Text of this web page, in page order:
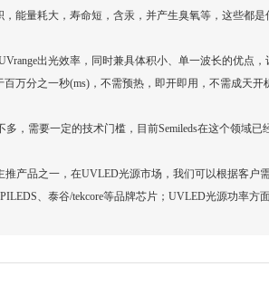
能量耗大，寿命短，含汞，并产生臭氧等，这些都
出光效率，同时兼具体积小、单一波长的优点
万分之一秒(ms)，不需预热，即开即用，不需成天开
，需要一定的技术门槛，目前Semileds在这个领域已
产品之一，在UVLED光源市场，我们可以根据客户
、泰谷/tekcore等品牌芯片；UVLED光源功率方